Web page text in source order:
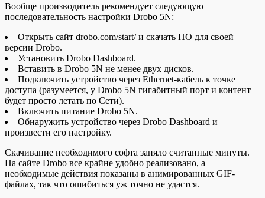
Вообще производитель рекомендует следующую
последовательность настройки Drobo 5N:
Открыть сайт drobo.com/start/ и скачать ПО для своей
версии Drobo.
Установить Drobo Dashboard.
Вставить в Drobo 5N не менее двух дисков.
Подключить устройство через Ethernet-кабель к точке
доступа (разумеется, у Drobo 5N гигабитный порт и контент
будет просто летать по Сети).
Включить питание Drobo 5N.
Обнаружить устройство через Drobo Dashboard и
произвести его настройку.
Скачивание необходимого софта заняло считанные минуты.
На сайте Drobo все крайне удобно реализовано, а
необходимые действия показаны в анимированных GIF-
файлах, так что ошибиться уж точно не удастся.